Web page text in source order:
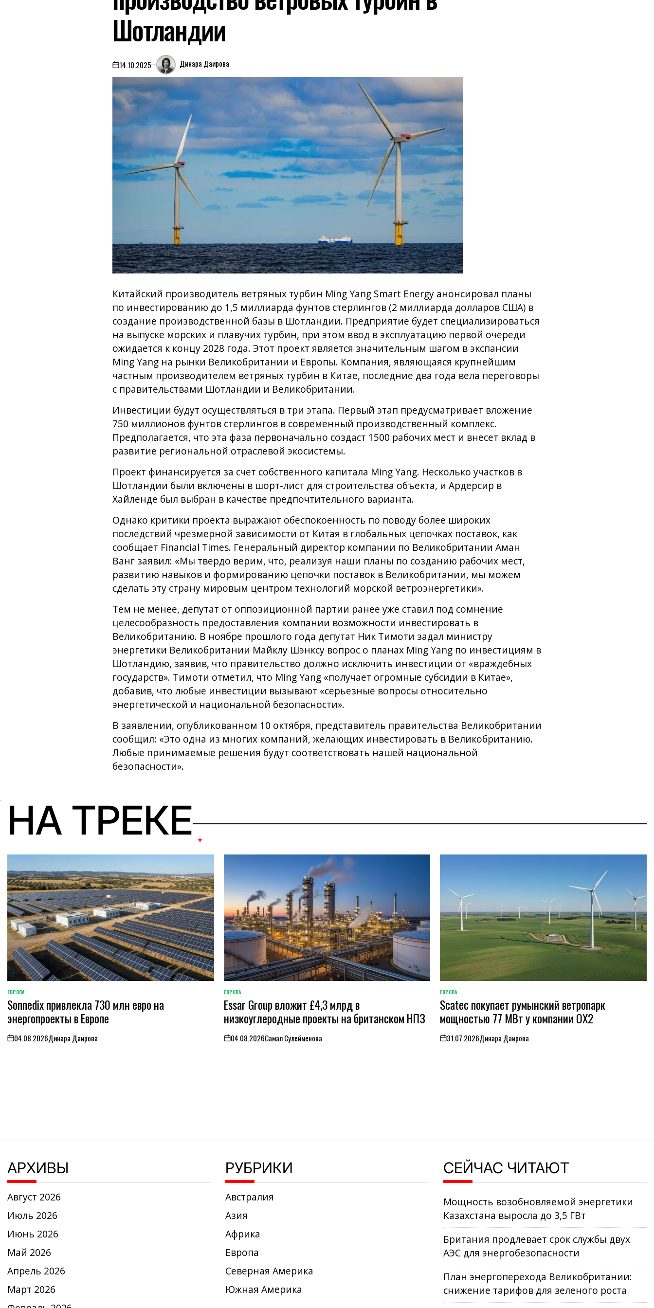
Шотландии
on14.10.2025 Динара Даирова
Китайский производитель ветряных турбин Ming Yang Smart Energy анонсировал планы
по инвестированию до 1,5 миллиарда фунтов стерлингов (2 миллиарда долларов США) в
создание производственной базы в Шотландии. Предприятие будет специализироваться
на выпуске морских и плавучих турбин, при этом ввод в эксплуатацию первой очереди
ожидается к концу 2028 года. Этот проект является значительным шагом в экспансии
Ming Yang на рынки Великобритании и Европы. Компания, являющаяся крупнейшим
частным производителем ветряных турбин в Китае, последние два года вела переговоры
с правительствами Шотландии и Великобритании.
Инвестиции будут осуществляться в три этапа. Первый этап предусматривает вложение
750 миллионов фунтов стерлингов в современный производственный комплекс.
Предполагается, что эта фаза первоначально создаст 1500 рабочих мест и внесет вклад в
развитие региональной отраслевой экосистемы.
Проект финансируется за счет собственного капитала Ming Yang. Несколько участков в
Шотландии были включены в шорт-лист для строительства объекта, и Ардерсир в
Хайленде был выбран в качестве предпочтительного варианта.
Однако критики проекта выражают обеспокоенность по поводу более широких
последствий чрезмерной зависимости от Китая в глобальных цепочках поставок, как
сообщает Financial Times. Генеральный директор компании по Великобритании Аман
Ванг заявил: «Мы твердо верим, что, реализуя наши планы по созданию рабочих мест,
развитию навыков и формированию цепочки поставок в Великобритании, мы можем
сделать эту страну мировым центром технологий морской ветроэнергетики».
Тем не менее, депутат от оппозиционной партии ранее уже ставил под сомнение
целесообразность предоставления компании возможности инвестировать в
Великобританию. В ноябре прошлого года депутат Ник Тимоти задал министру
энергетики Великобритании Майклу Шэнксу вопрос о планах Ming Yang по инвестициям в
Шотландию, заявив, что правительство должно исключить инвестиции от «враждебных
государств». Тимоти отметил, что Ming Yang «получает огромные субсидии в Китае»,
добавив, что любые инвестиции вызывают «серьезные вопросы относительно
энергетической и национальной безопасности».
В заявлении, опубликованном 10 октября, представитель правительства Великобритании
сообщил: «Это одна из многих компаний, желающих инвестировать в Великобританию.
Любые принимаемые решения будут соответствовать нашей национальной
безопасности».
НА ТРЕКЕ
ОПУБЛИКОВАНО
В
ЕВРОПА
Sonnedix привлекла 730 млн евро на
энергопроекты в Европе
on04.08.2026Динара Даирова
ОПУБЛИКОВАНО
В
ЕВРОПА
Essar Group вложит £4,3 млрд в
низкоуглеродные проекты на британском НПЗ
on04.08.2026Самал Сулейменова
ОПУБЛИКОВАНО
В
ЕВРОПА
Scatec покупает румынский ветропарк
мощностью 77 МВт у компании OX2
on31.07.2026Динара Даирова
АРХИВЫ
Август 2026
Июль 2026
Июнь 2026
Май 2026
Апрель 2026
Март 2026
РУБРИКИ
Австралия
Азия
Африка
Европа
Северная Америка
Южная Америка
СЕЙЧАС ЧИТАЮТ
Мощность возобновляемой энергетики
Казахстана выросла до 3,5 ГВт
Британия продлевает срок службы двух
АЭС для энергобезопасности
План энергоперехода Великобритании:
снижение тарифов для зеленого роста